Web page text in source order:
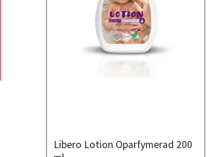
Libero Lotion Oparfymerad 200